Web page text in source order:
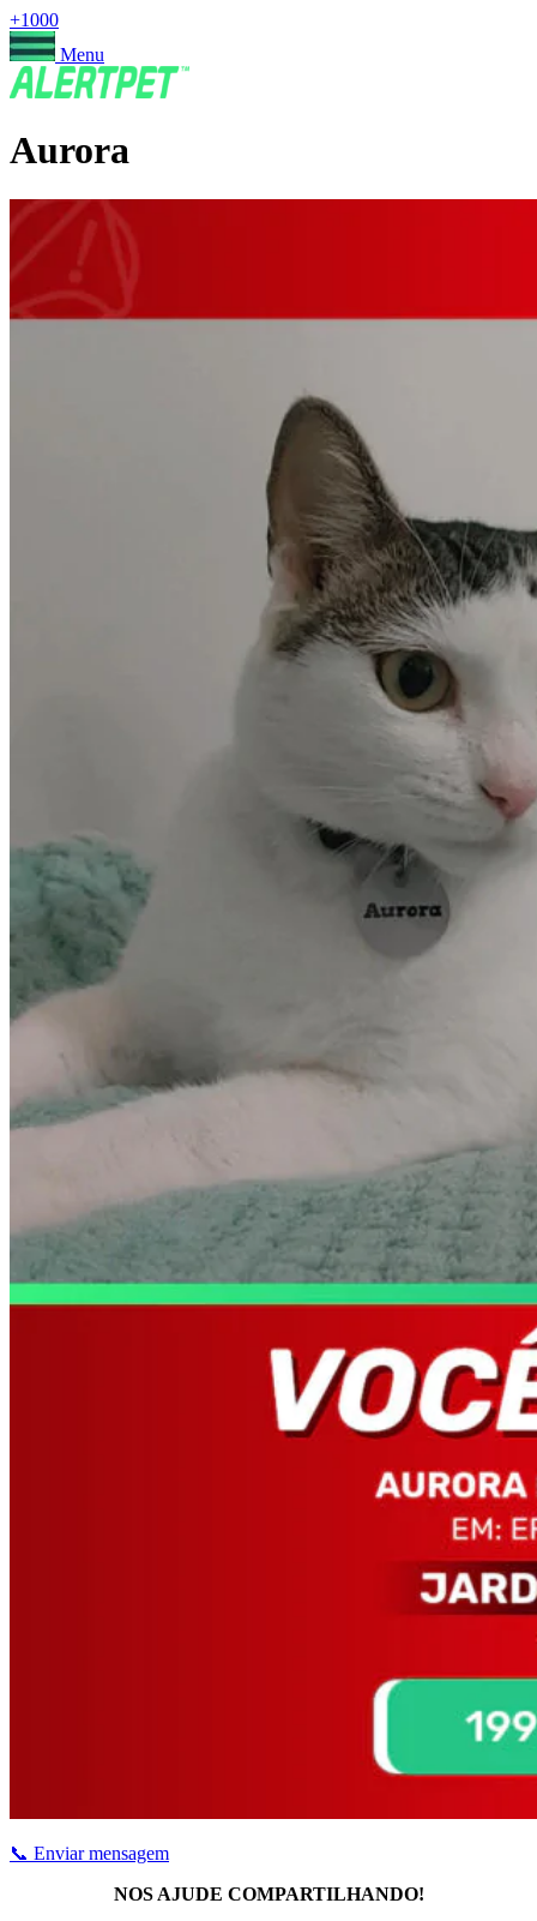
+1000
Menu
Aurora
📞 Enviar mensagem
NOS AJUDE COMPARTILHANDO!